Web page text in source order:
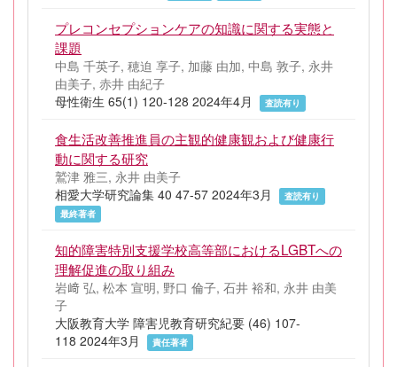
プレコンセプションケアの知識に関する実態と
課題
中島 千英子, 穂迫 享子, 加藤 由加, 中島 敦子, 永井
由美子, 赤井 由紀子
母性衛生 65(1) 120-128 2024年4月
査読有り
食生活改善推進員の主観的健康観および健康行
動に関する研究
鷲津 雅三, 永井 由美子
相愛大学研究論集 40 47-57 2024年3月
査読有り
最終著者
知的障害特別支援学校高等部におけるLGBTへの
理解促進の取り組み
岩﨑 弘, 松本 宣明, 野口 倫子, 石井 裕和, 永井 由美
子
大阪教育大学 障害児教育研究紀要 (46) 107-
118 2024年3月
責任著者